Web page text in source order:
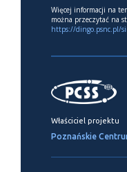
Więcej informacji na
można przeczytać na
https://dingo.psnc.pl/
Właściciel projektu
Poznańskie